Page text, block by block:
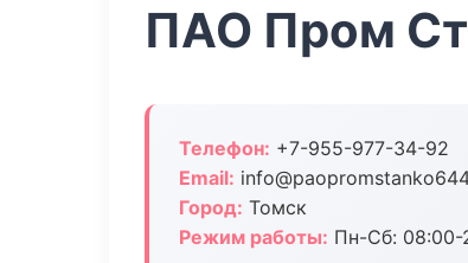
ПАО Пром
Телефон: +7-955-977-34-92
Email:
Город: Томск
Режим работы: Пн-Сб: 08:00-